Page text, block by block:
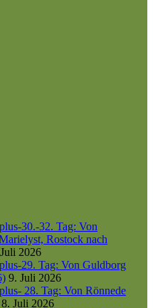
30.-32. Tag: Von
Rostock nach
2026
29. Tag: Von Guldborg
9. Juli 2026
28. Tag: Von Rönnede
8. Juli 2026